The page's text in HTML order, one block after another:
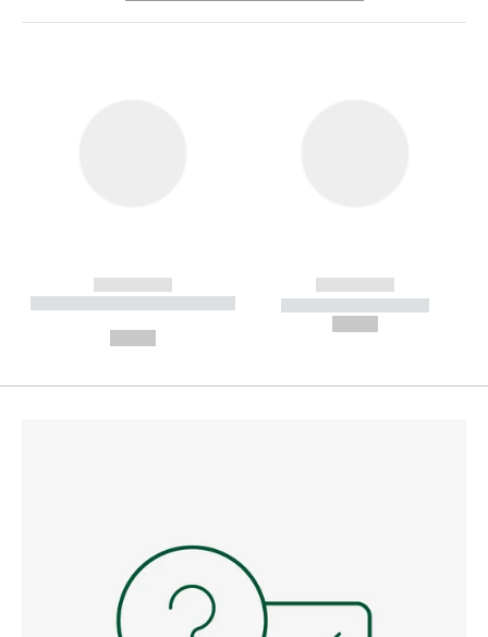
------------
----------- ----------- --------
------------
----------- -----------